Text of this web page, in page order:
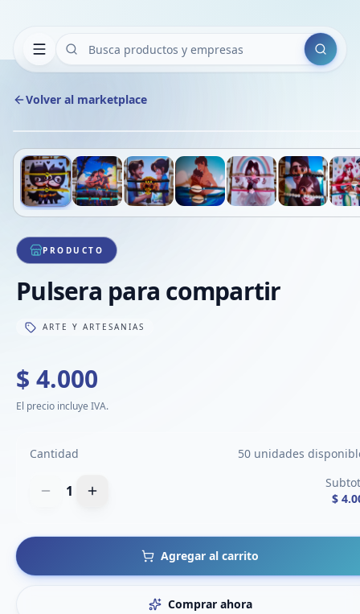
Buscar
Volver al marketplace
1/7
PRODUCTO
Pulsera para compartir
ARTE Y ARTESANIAS
$ 4.000
El precio incluye IVA.
Cantidad 50 unidades
1
$
Agregar al carrito
Comprar ahora